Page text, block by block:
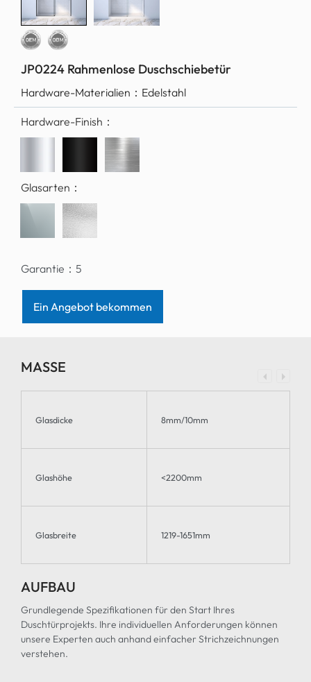
JP0224 Rahmenlose Duschschiebetür
Hardware-Materialien： Edelstahl
Hardware-Finish：
Glasarten：
Garantie： 5
Ein Angebot bekommen
MASSE
Glasdicke 8mm/10mm
Glashöhe <2200mm
Glasbreite 1219-1651mm
AUFBAU
Grundlegende Spezifikationen für den Start Ihres
Duschtürprojekts. Ihre individuellen Anforderungen können
unsere Experten auch anhand einfacher Strichzeichnungen
verstehen.